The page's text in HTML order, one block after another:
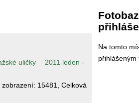
uličky
2011 leden -
zobrazení: 15481
, Celková
Na tomto
přihlášeným